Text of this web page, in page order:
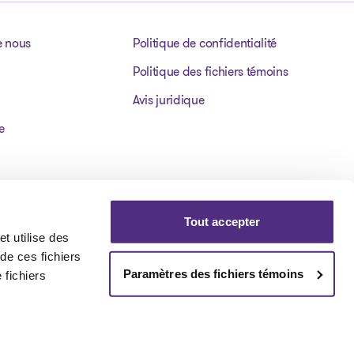
utilise des
ces fichiers
fichiers
Tout accepter
Paramètres des fichiers témoins
nous
Politique de confidentialité
Politique des fichiers témoins
Avis juridique